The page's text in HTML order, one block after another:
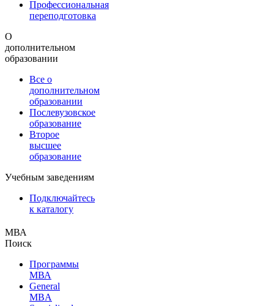
Профессиональная
переподготовка
О
дополнительном
образовании
Все о
дополнительном
образовании
Послевузовское
образование
Второе
высшее
образование
Учебным заведениям
Подключайтесь
к каталогу
МВА
Поиск
Программы
МВА
General
MBA